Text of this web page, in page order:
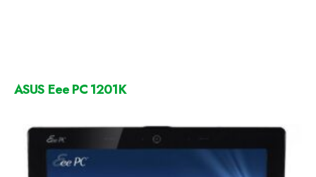
ASUS Eee PC 1201K